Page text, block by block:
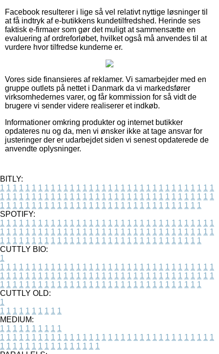
Facebook resulterer i lige så vel relativt nyttige løsninger til
at få indtryk af e-butikkens kundetilfredshed. Herinde ses
faktisk e-firmaer som gør det muligt at sammensætte en
evaluering af ordreforløbet, hvilket også må anvendes til at
vurdere hvor tilfredse kunderne er.
Vores side finansieres af reklamer. Vi samarbejder med en
gruppe outlets på nettet i Danmark da vi markedsfører
virksomhedernes varer, og får kommission for så vidt de
brugere vi sender videre realiserer et indkøb.
Informationer omkring produkter og internet butikker
opdateres nu og da, men vi ønsker ikke at tage ansvar for
justeringer der er udarbejdet siden vi senest opdaterede de
anvendte oplysninger.
BITLY:
1 1 1 1 1 1 1 1 1 1 1 1 1 1 1 1 1 1 1 1 1 1 1 1 1 1 1 1 1 1 1 1 1 1
1 1 1 1 1 1 1 1 1 1 1 1 1 1 1 1 1 1 1 1 1 1 1 1 1 1 1 1 1 1 1 1 1 1
1 1 1 1 1 1 1 1 1 1 1 1 1 1 1 1 1 1 1 1 1 1 1 1 1 1 1 1 1 1 1 1
SPOTIFY:
1 1 1 1 1 1 1 1 1 1 1 1 1 1 1 1 1 1 1 1 1 1 1 1 1 1 1 1 1 1 1 1 1 1
1 1 1 1 1 1 1 1 1 1 1 1 1 1 1 1 1 1 1 1 1 1 1 1 1 1 1 1 1 1 1 1 1 1
1 1 1 1 1 1 1 1 1 1 1 1 1 1 1 1 1 1 1 1 1 1 1 1 1 1 1 1 1 1 1 1
CUTTLY BIO:
1
1 1 1 1 1 1 1 1 1 1 1 1 1 1 1 1 1 1 1 1 1 1 1 1 1 1 1 1 1 1 1 1 1 1
1 1 1 1 1 1 1 1 1 1 1 1 1 1 1 1 1 1 1 1 1 1 1 1 1 1 1 1 1 1 1 1 1 1
1 1 1 1 1 1 1 1 1 1 1 1 1 1 1 1 1 1 1 1 1 1 1 1 1 1 1 1 1 1 1 1
CUTTLY OLD:
1
1 1 1 1 1 1 1 1 1 1
MEDIUM:
1 1 1 1 1 1 1 1 1 1
1 1 1 1 1 1 1 1 1 1 1 1 1 1 1 1 1 1 1 1 1 1 1 1 1 1 1 1 1 1 1 1 1 1
1 1 1 1 1 1 1 1 1 1 1 1 1 1 1 1